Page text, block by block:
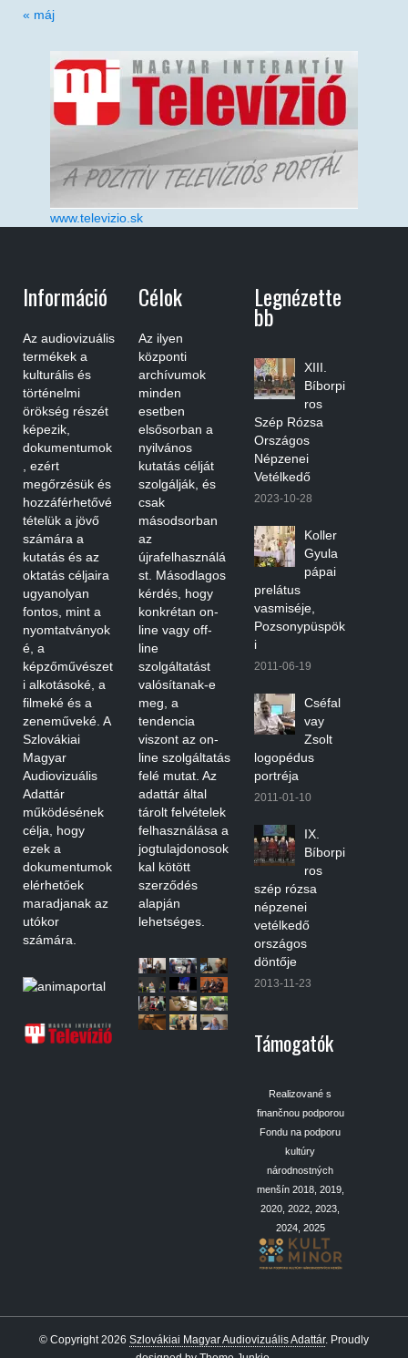
« máj
www.televizio.sk
Információ
Az audiovizuális
termékek a
kulturális és
történelmi
örökség részét
képezik,
dokumentumok
, ezért
megőrzésük és
hozzáférhetővé
tételük a jövő
számára a
kutatás és az
oktatás céljaira
ugyanolyan
fontos, mint a
nyomtatványok
é, a
képzőművészet
i alkotásoké, a
filmeké és a
zeneműveké. A
Szlovákiai
Magyar
Audiovizuális
Adattár
működésének
célja, hogy
ezek a
dokumentumok
elérhetőek
maradjanak az
utókor
számára.
Célok
Az ilyen
központi
archívumok
minden
esetben
elsősorban a
nyilvános
kutatás célját
szolgálják, és
csak
másodsorban
az
újrafelhasználá
st. Másodlagos
kérdés, hogy
konkrétan on-
line vagy off-
line
szolgáltatást
valósítanak-e
meg, a
tendencia
viszont az on-
line szolgáltatás
felé mutat. Az
adattár által
tárolt felvételek
felhasználása a
jogtulajdonosok
kal kötött
szerződés
alapján
lehetséges.
Legnézette
Bb
XIII.
Bíborpi
ros
Szép Rózsa
Országos
Népzenei
Vetélkedő
2023-10-28
Koller
Gyula
pápai
prelátus
vasmiséje,
Pozsonypüspök
i
2011-06-19
Cséfal
vay
Zsolt
logopédus
portréja
2011-01-10
IX.
Bíborpi
ros
szép rózsa
népzenei
vetélkedő
országos
döntője
2013-11-23
Támogatók
Realizované s
finančnou podporou
Fondu na podporu
kultúry
národnostných
menšín 2018, 2019,
2020, 2022, 2023,
2024, 2025
© Copyright 2026 Szlovákiai Magyar Audiovizuális Adattár. Proudly